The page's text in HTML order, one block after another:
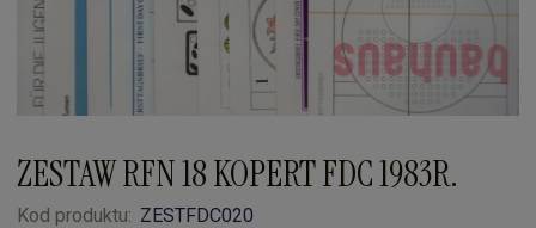
ZESTAW RFN 18 KOPERT FDC 1983R.
Kod produktu: ZESTFDC020